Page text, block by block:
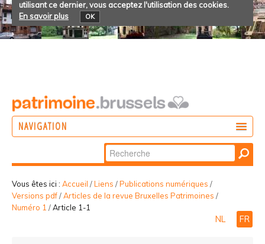
utilisant ce dernier, vous acceptez l'utilisation des cookies.
En savoir plus
OK
NAVIGATION
PARTICIPER
Chercher par
Recherche
avancée…
Vous êtes ici : Accueil /Liens /Publications numériques /
Versions pdf/Articles de la revue Bruxelles Patrimoines /
Numéro 1 /Article 1-1
NL FR